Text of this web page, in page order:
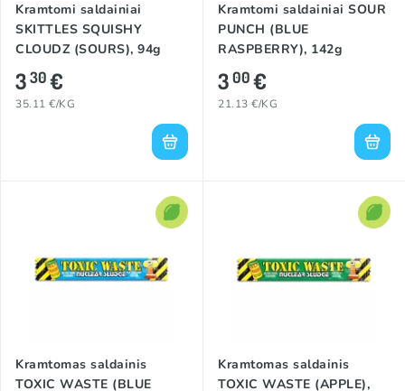
Kramtomi saldainiai
SKITTLES SQUISHY
CLOUDZ (SOURS), 94g
330€
35.11 €/KG
Kramtomi saldainiai SOUR
PUNCH (BLUE
RASPBERRY), 142g
300€
21.13 €/KG
Kramtomas saldainis
TOXIC WASTE (BLUE
Kramtomas saldainis
TOXIC WASTE (APPLE),